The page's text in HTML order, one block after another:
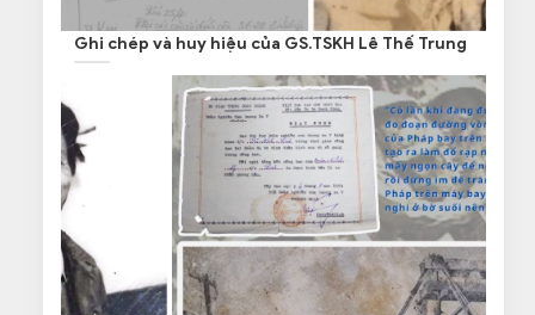
Ghi chép và huy hiệu của GS.TSKH Lê Thế Trung